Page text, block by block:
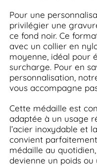
Pour une
privilégier une
ce fond noir. Ce
avec un collier en
moyenne, idéal pour
surcharge. Pour en
personnalisation,
vous accompagne
Cette médaille est
adaptée à un usage
l’acier inoxydable et
convient
médaille au
devienne un poids